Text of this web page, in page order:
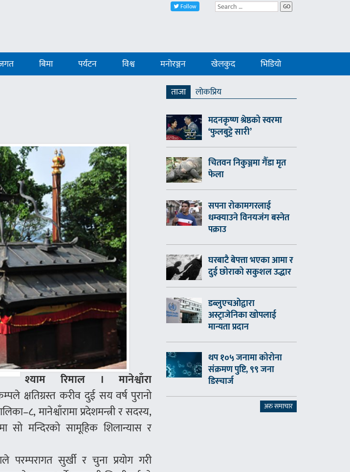
Follow GO
बिमा पर्यटन विश्व मनोरञ्जन खेलकुद भिडियो
श्याम रिमाल । मानेश्वाँरा
क्षतिग्रस्त करीव दुई सय वर्ष पुरानो
मानेश्वाँरामा प्रदेशमन्त्री र सदस्य,
सो मन्दिरको सामूहिक शिलान्यास र
सुर्खी र चुना प्रयोग गरी
ताजा
लाेकप्रिय
मदनकृष्ण श्रेष्ठको स्वरमा
‘फुलबुट्टे सारी’
चितवन निकुञ्जमा गैँडा मृत
फेला
सपना रोकामगरलाई
धम्क्याउने विनयजंग बस्नेत
पक्राउ
घरबाटै बेपत्ता भएका आमा र
दुई छोराको सकुशल उद्धार
डब्लुएचओद्वारा
अस्ट्राजेनिका खोपलाई
मान्यता प्रदान
थप १०५ जनामा कोरोना
संक्रमण पुष्टि, ९९ जना
डिस्चार्ज
अरु समाचार